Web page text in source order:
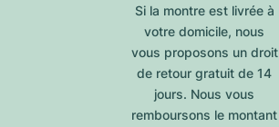
Si la montre est livrée à
votre domicile, nous
vous proposons un droit
de retour gratuit de 14
jours. Nous vous
remboursons le montant